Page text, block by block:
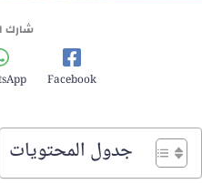
شارك
Facebook
جدول المحتويات